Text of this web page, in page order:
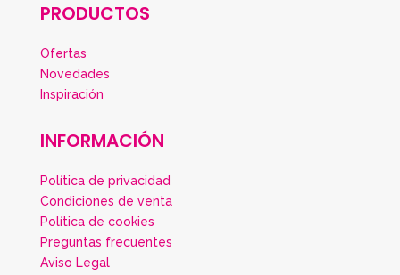
PRODUCTOS
Ofertas
Novedades
Inspiración
INFORMACIÓN
Política de privacidad
Condiciones de venta
Política de cookies
Preguntas frecuentes
Aviso Legal